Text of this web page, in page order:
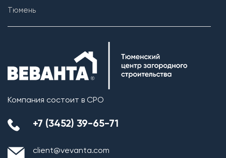
Возведение внутренних перегородок
Тюмень
Компания состоит в СРО
+7 (3452) 39-65-71
client@vevanta.com